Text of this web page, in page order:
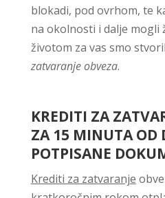
blokadi, pod ovrhom, te
na okolnosti i dalje mogli
životom za vas smo
zatvaranje obveza.
KREDITI ZA
ZA 15 MINUTA OD
POTPISANE
Krediti za zatvaranje